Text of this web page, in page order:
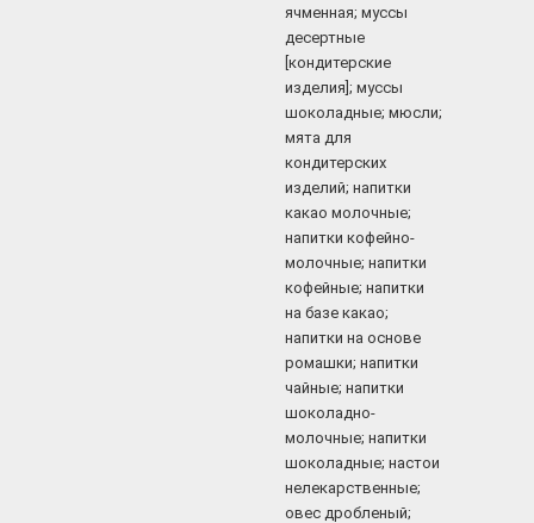
ячменная; муссы
десертные
[кондитерские
изделия]; муссы
шоколадные; мюсли;
мята для
кондитерских
изделий; напитки
какао молочные;
напитки кофейно-
молочные; напитки
кофейные; напитки
на базе какао;
напитки на основе
ромашки; напитки
чайные; напитки
шоколадно-
молочные; напитки
шоколадные; настои
нелекарственные;
овес дробленый;